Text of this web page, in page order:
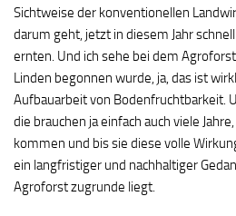
Sichtweise der konventionellen
darum geht, jetzt in diesem Jahr
ernten. Und ich sehe bei dem
Linden begonnen wurde, ja, das ist
Aufbauarbeit von Bodenfruchtbarkeit.
die brauchen ja einfach auch viele
kommen und bis sie diese volle
ein langfristiger und nachhaltiger
Agroforst zugrunde liegt.